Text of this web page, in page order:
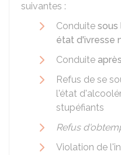
suivantes :
Conduite sous
état d'ivresse
Conduite
Refus de se
l'état
stupéfiants
Refus
Violation de